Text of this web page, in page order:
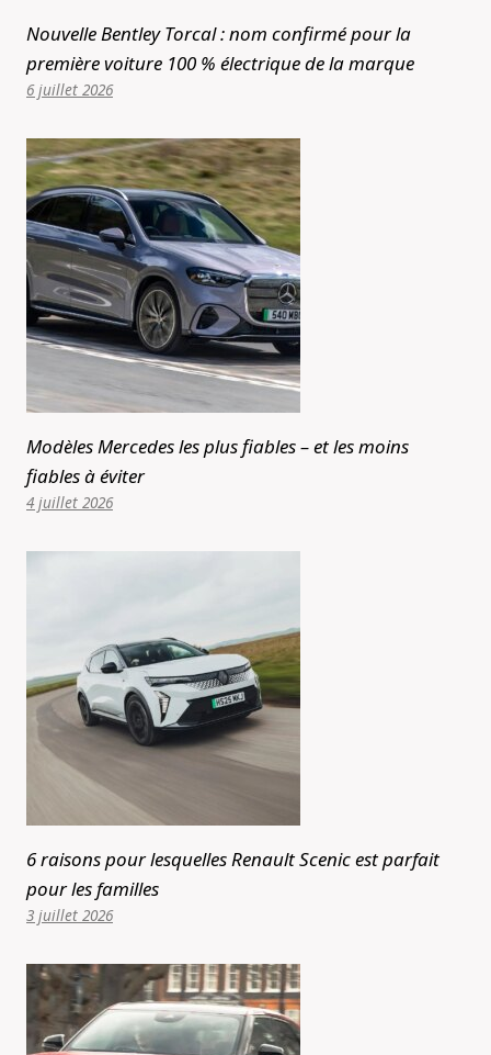
Nouvelle Bentley Torcal : nom confirmé pour la
première voiture 100 % électrique de la marque
6 juillet 2026
Modèles Mercedes les plus fiables – et les moins
fiables à éviter
4 juillet 2026
6 raisons pour lesquelles Renault Scenic est parfait
pour les familles
3 juillet 2026